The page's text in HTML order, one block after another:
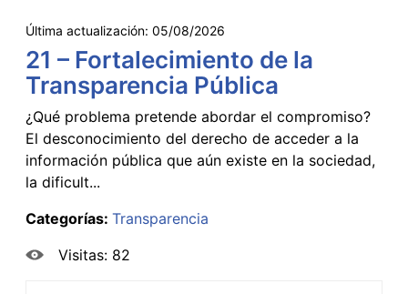
Última actualización: 05/08/2026
21 – Fortalecimiento de la
Transparencia Pública
¿Qué problema pretende abordar el compromiso?
El desconocimiento del derecho de acceder a la
información pública que aún existe en la sociedad,
la dificult...
Categorías: Transparencia
Visitas: 82